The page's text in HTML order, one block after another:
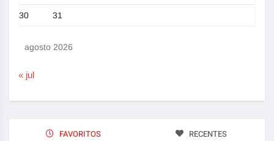
agosto 2026
30 31
« jul
FAVORITOS RECENTES